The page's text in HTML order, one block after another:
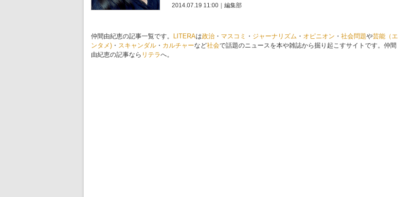
2014.07.19 11:00 編集部
仲間由紀恵の記事一覧です。 LITERAは政治 ・ マスコミ ・ ジャーナリズム ・ オピニオン ・ 社会問題や芸能（エ
ンタメ) ・ スキャンダル ・ カルチャーなど社会で話題のニュースを本や雑誌から掘り起こすサイトです。仲間
由紀恵の記事なら リテラへ。